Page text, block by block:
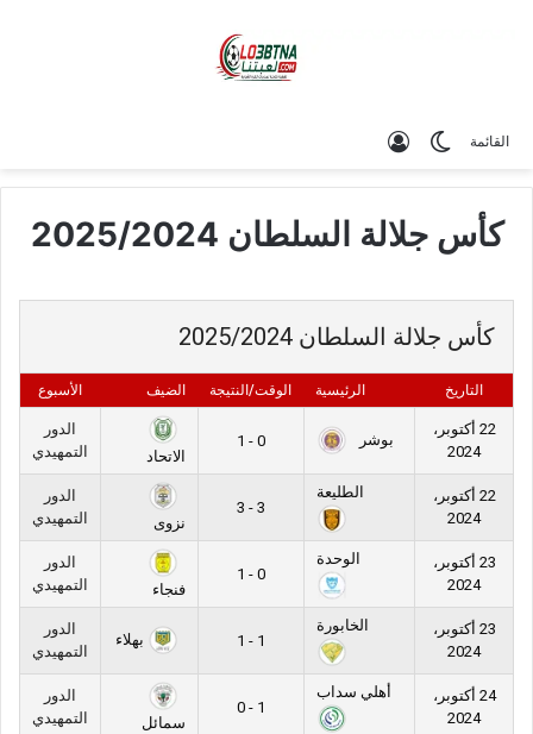
القائمة الوضع المظلم
كأس جلالة السلطان 2025/2024
كأس جلالة السلطان 2025/2024
التاريخ الرئيسية الوقت/النتيجة الضيف الأسبوع
22 أكتوبر،
2024
بوشر
0 - 1
الاتحاد
الدور
التمهيدي
22 أكتوبر،
2024
الطليعة
3 - 3
نزوى
الدور
التمهيدي
23 أكتوبر،
2024
الوحدة
0 - 1
فنجاء
الدور
التمهيدي
23 أكتوبر،
2024
الخابورة
1 - 1
بهلاء
الدور
التمهيدي
24 أكتوبر،
2024
أهلي سداب
1 - 0
سمائل
الدور
التمهيدي